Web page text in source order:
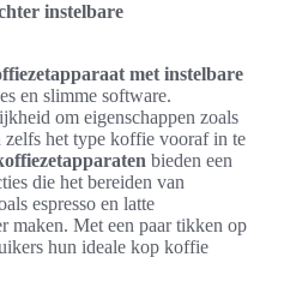
instelbare
met instelbare
en slimme software.
om eigenschappen zoals
zelfs het type koffie vooraf in te
bieden een
die het bereiden van
espresso en latte
maken. Met een paar tikken op
hun ideale kop koffie